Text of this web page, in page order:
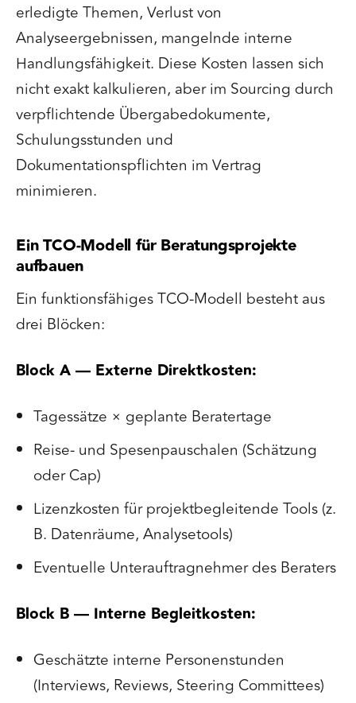
erledigte Themen, Verlust von
Analyseergebnissen, mangelnde interne
Handlungsfähigkeit. Diese Kosten lassen sich
nicht exakt kalkulieren, aber im Sourcing durch
verpflichtende Übergabedokumente,
Schulungsstunden und
Dokumentationspflichten im Vertrag
minimieren.
Ein TCO-Modell für Beratungsprojekte
aufbauen
Ein funktionsfähiges TCO-Modell besteht aus
drei Blöcken:
Block A — Externe Direktkosten:
Tagessätze × geplante Beratertage
Reise- und Spesenpauschalen (Schätzung
oder Cap)
Lizenzkosten für projektbegleitende Tools (z.
B. Datenräume, Analysetools)
Eventuelle Unterauftragnehmer des Beraters
Block B — Interne Begleitkosten:
Geschätzte interne Personenstunden
(Interviews, Reviews, Steering Committees)